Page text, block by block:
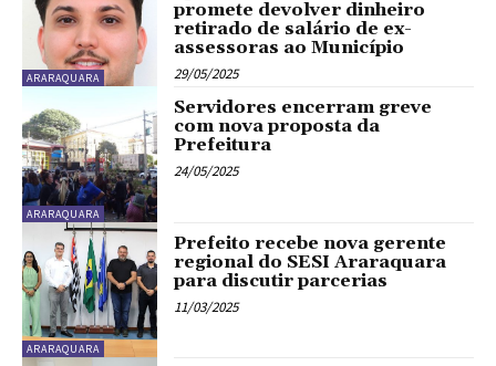
ARARAQUARA
promete devolver dinheiro
retirado de salário de ex-
assessoras ao Município
29/05/2025
ARARAQUARA
Servidores encerram greve
com nova proposta da
Prefeitura
24/05/2025
ARARAQUARA
Prefeito recebe nova gerente
regional do SESI Araraquara
para discutir parcerias
11/03/2025